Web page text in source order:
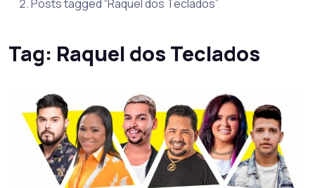
Posts tagged “Raquel dos Teclados”
Tag: Raquel dos Teclados